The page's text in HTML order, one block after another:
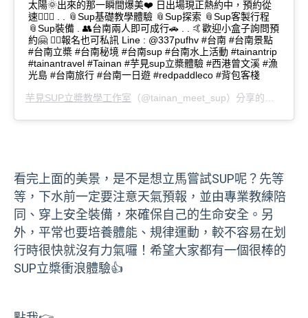
太陽🌞出來的那一瞬間爆美❤️ 日出場現正熱約中，預約從
速🏃🏽‍♂️ . . 📎Sup基礎教學體驗 📎Sup探索 📎Sup客製行程
📎Sup裝備 . 👥台南兩人即可成行🚗 . . 🤙歡迎小盒子詢問預
約🤗 🙋‍♂️報名也可私訊 Line : @337pufhv #台南 #台南景點
#台南立槳 #台南秘境 #台南sup #台南水上活動 #tainantrip
#tainantravel #Tainan #芋見sup立槳體驗 #西港曾文溪 #漁
光島 #台南旅行 #台南一日遊 #redpaddleco #背包客棧
芋見SUP立槳教學工作室 （@tainan_meet_sup）分享的貼文 於
看完上面的美景，是不是想立馬嘗試SUP呢？先等
等，下水前一定要注意天氣預報，並由專業教練陪
同、穿上安全裝備，來確保自己的生命安全。另
外，平常也要培養體能、規律運動，較不容易在划
行時很快就沒有力氣囉！希望大家都有一個很棒的
SUP立槳衝浪體驗👍